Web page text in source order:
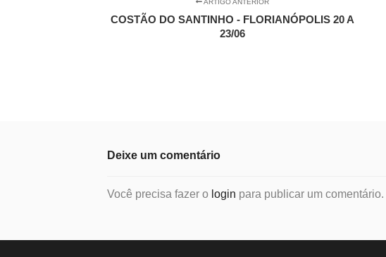
ARTIGO ANTERIOR
COSTÃO DO SANTINHO - FLORIANÓPOLIS 20 A
23/06
Deixe um comentário
Você precisa fazer o login para publicar um comentário.